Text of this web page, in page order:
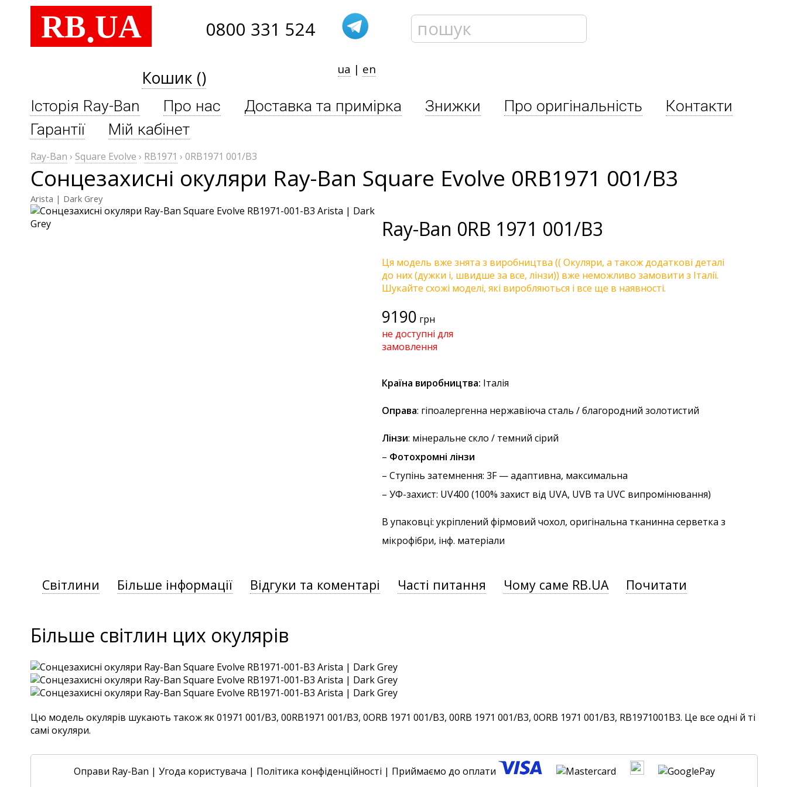
RB.UA 0800 331 524
Кошик () ua | en
Історія Ray-Ban Про нас Доставка та примірка Знижки Про оригінальність
Контакти
Гарантії
Мій кабінет
Ray-Ban › Square Evolve › RB1971 › 0RB1971 001/B3
Сонцезахисні окуляри Ray-Ban Square Evolve 0RB1971 001/B3
Arista | Dark Grey
Ray-Ban 0RB 1971 001/B3
Ця модель вже знята з виробництва (( Окуляри, а також додаткові деталі
до них (дужки і, швидше за все, лінзи)) вже неможливо замовити з Італії.
Шукайте схожі моделі, які виробляються і все ще в наявності.
9190 грн
не доступні для
замовлення
Країна виробництва: Італія
Оправа: гіпоалергенна нержавіюча сталь / благородний золотистий
Лінзи: мінеральне скло / темний сірий
– Фотохромні лінзи
– Ступінь затемнення: 3F — адаптивна, максимальна
– УФ-захист: UV400 (100% захист від UVA, UVB та UVC випромінювання)
В упаковці: укріплений фірмовий чохол, оригінальна тканинна серветка з
мікрофібри, інф. матеріали
Світлини Більше інформації Відгуки та коментарі Часті питання Чому саме RB.UA Почитати
Більше світлин цих окулярів
Цю модель окулярів шукають також як 01971 001/B3, 00RB1971 001/B3, 0ORB 1971 001/B3, 00RB 1971 001/B3, 0ORB 1971 001/B3, RB1971001B3. Це все одні й ті
самі окуляри.
Оправи Ray-Ban | Угода користувача | Політика конфіденційності | Приймаємо до оплати